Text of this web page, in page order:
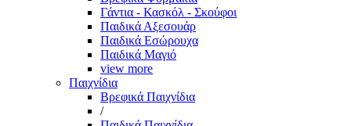
Γάντια - Κασκόλ - Σκούφοι
Παιδικά Αξεσουάρ
Παιδικά Εσώρουχα
Παιδικά Μαγιό
view more
Παιχνίδια
Βρεφικά Παιχνίδια
/